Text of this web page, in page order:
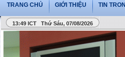
TRANG CHỦ GIỚI THIỆU TIN
13:49 ICT Thứ Sáu, 07/08/2026